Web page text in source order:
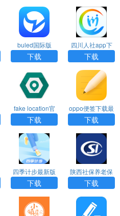
buled国际版
下载
四川人社app下
载官网版
下载
fake location官
网版下载
下载
oppo便签下载最
新版
下载
四季计步最新版
本下载
下载
陕西社保养老保
险app下载
下载